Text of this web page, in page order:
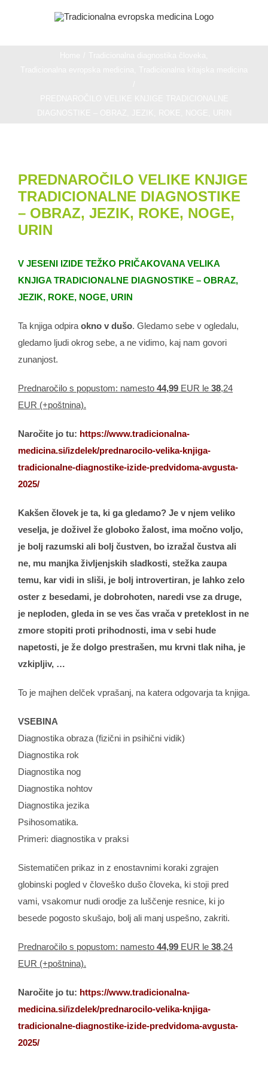
Larger
Image
PREDNAROČILO VELIKE KNJIGE
TRADICIONALNE DIAGNOSTIKE
– OBRAZ, JEZIK, ROKE, NOGE,
URIN
V JESENI IZIDE TEŽKO PRIČAKOVANA VELIKA
KNJIGA TRADICIONALNE DIAGNOSTIKE – OBRAZ,
JEZIK, ROKE, NOGE, URIN
Ta knjiga odpira okno v dušo. Gledamo sebe v ogledalu,
gledamo ljudi okrog sebe, a ne vidimo, kaj nam govori
zunanjost.
Prednaročilo s popustom: namesto 44,99 EUR le 38,24
EUR (+poštnina).
Naročite jo tu: https://www.tradicionalna-
medicina.si/izdelek/prednarocilo-velika-knjiga-
tradicionalne-diagnostike-izide-predvidoma-avgusta-
2025/
Kakšen človek je ta, ki ga gledamo? Je v njem veliko
veselja, je doživel že globoko žalost, ima močno voljo,
je bolj razumski ali bolj čustven, bo izražal čustva ali
ne, mu manjka življenjskih sladkosti, stežka zaupa
temu, kar vidi in sliši, je bolj introvertiran, je lahko zelo
oster z besedami, je dobrohoten, naredi vse za druge,
je neploden, gleda in se ves čas vrača v preteklost in ne
zmore stopiti proti prihodnosti, ima v sebi hude
napetosti, je že dolgo prestrašen, mu krvni tlak niha, je
vzkipljiv, …
To je majhen delček vprašanj, na katera odgovarja ta knjiga.
VSEBINA
Diagnostika obraza (fizični in psihični vidik)
Diagnostika rok
Diagnostika nog
Diagnostika nohtov
Diagnostika jezika
Psihosomatika.
Primeri: diagnostika v praksi
Sistematičen prikaz in z enostavnimi koraki zgrajen
globinski pogled v človeško dušo človeka, ki stoji pred
vami, vsakomur nudi orodje za luščenje resnice, ki jo
besede pogosto skušajo, bolj ali manj uspešno, zakriti.
Prednaročilo s popustom: namesto 44,99 EUR le 38,24
EUR (+poštnina).
Naročite jo tu: https://www.tradicionalna-
medicina.si/izdelek/prednarocilo-velika-knjiga-
tradicionalne-diagnostike-izide-predvidoma-avgusta-
2025/